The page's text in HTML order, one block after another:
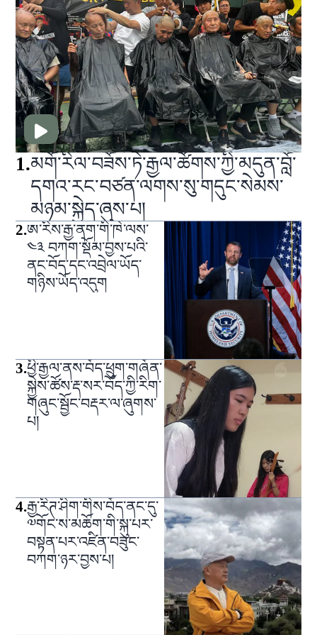
1.མགོ་རིལ་བཟོས་ཏེ་རྒྱལ་ཚོགས་ཀྱི་མདུན་བློ་
དགའ་རང་བཙན་ལགས་སུ་གདུང་སེམས་
མཉམ་སྐྱེད་ཞུས་པ།
2.ཨ་རིས་རྒྱ་ནག་གི་ཁེ་ལས་
༤༣ བཀག་སྡོམ་བྱས་པའི་
ནང་བོད་དང་འབྲེལ་ཡོད་
གཉིས་ཡོད་འདུག
3.ཕྱི་རྒྱལ་ནས་བོད་ཕྲུག་གཞོན་
སྐྱེས་ཚོས་རྡ་སར་བོད་ཀྱི་རིག་
གཞུང་སྦྱོང་བརྡར་ལ་ཞུགས་
པ།
4.རྒྱ་རིཊ་ཤིག་གིས་བོད་ནང་དུ་
༧གོང་ས་མཆོག་གི་སྐུ་པར་
བསྟན་པར་འཛིན་བཟུང་
བཀག་ཉར་བྱས་པ།